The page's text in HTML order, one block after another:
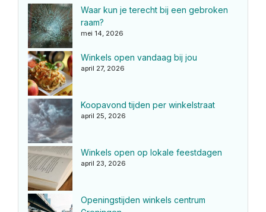
Waar kun je terecht bij een gebroken
raam?
mei 14, 2026
Winkels open vandaag bij jou
april 27, 2026
Koopavond tijden per winkelstraat
april 25, 2026
Winkels open op lokale feestdagen
april 23, 2026
Openingstijden winkels centrum